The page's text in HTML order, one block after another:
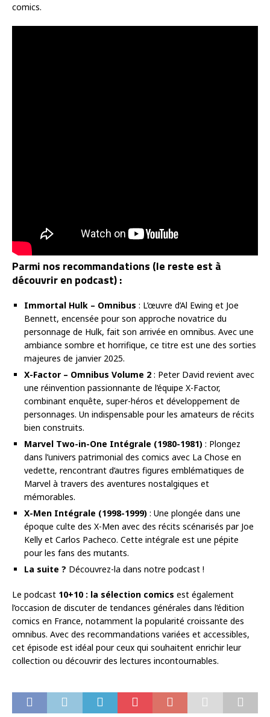
comics.
Parmi nos recommandations (le reste est à
découvrir en podcast) :
Immortal Hulk – Omnibus : L’œuvre d’Al Ewing et Joe
Bennett, encensée pour son approche novatrice du
personnage de Hulk, fait son arrivée en omnibus. Avec une
ambiance sombre et horrifique, ce titre est une des sorties
majeures de janvier 2025.
X-Factor – Omnibus Volume 2 : Peter David revient avec
une réinvention passionnante de l’équipe X-Factor,
combinant enquête, super-héros et développement de
personnages. Un indispensable pour les amateurs de récits
bien construits.
Marvel Two-in-One Intégrale (1980-1981) : Plongez
dans l’univers patrimonial des comics avec La Chose en
vedette, rencontrant d’autres figures emblématiques de
Marvel à travers des aventures nostalgiques et
mémorables.
X-Men Intégrale (1998-1999) : Une plongée dans une
époque culte des X-Men avec des récits scénarisés par Joe
Kelly et Carlos Pacheco. Cette intégrale est une pépite
pour les fans des mutants.
La suite ? Découvrez-la dans notre podcast !
Le podcast 10+10 : la sélection comics est également
l’occasion de discuter de tendances générales dans l’édition
comics en France, notamment la popularité croissante des
omnibus. Avec des recommandations variées et accessibles,
cet épisode est idéal pour ceux qui souhaitent enrichir leur
collection ou découvrir des lectures incontournables.